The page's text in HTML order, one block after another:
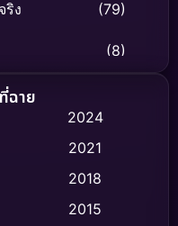
ริง (79)
(8)
(47)
(454)
ฉาย
2024
2021
2018
2015